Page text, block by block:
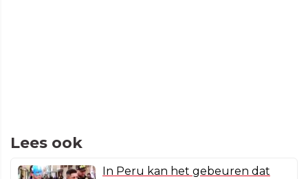
Lees ook
In Peru kan het gebeuren dat